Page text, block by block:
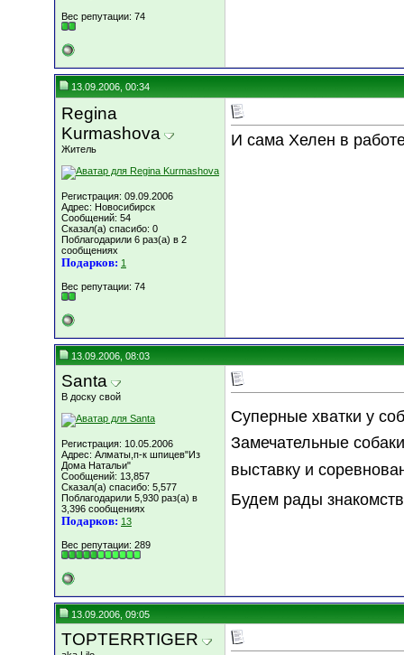
Вес репутации: 74
13.09.2006, 00:34
Regina
Kurmashova
Житель
Регистрация: 09.09.2006
Адрес: Новосибирск
Сообщений: 54
Сказал(а) спасибо: 0
Поблагодарили 6 раз(а) в 2
сообщениях
Подарков: 1
Вес репутации: 74
И сама Хелен в
13.09.2006, 08:03
Santa
В доску свой
Регистрация: 10.05.2006
Адрес: Алматы,п-к шпицев"Из
Дома Натальи"
Сообщений: 13,857
Сказал(а) спасибо: 5,577
Поблагодарили 5,930 раз(а) в
3,396 сообщениях
Подарков: 13
Вес репутации: 289
Суперные хватки у
Замечательные
выставку и
Будем рады
13.09.2006, 09:05
TOPTERRTIGER